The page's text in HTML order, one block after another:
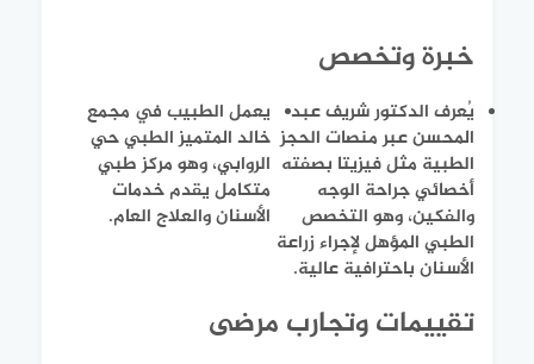
خبرة وتخصص
يُعرف الدكتور شريف عبد
المحسن عبر منصات الحجز
الطبية مثل فيزيتا بصفته
أخصائي جراحة الوجه
والفكين، وهو التخصص
الطبي المؤهل لإجراء زراعة
الأسنان باحترافية عالية.
يعمل الطبيب في مجمع
خالد المتميز الطبي حي
الروابي، وهو مركز طبي
متكامل يقدم خدمات
الأسنان والعلاج العام.
تقييمات وتجارب مرضى